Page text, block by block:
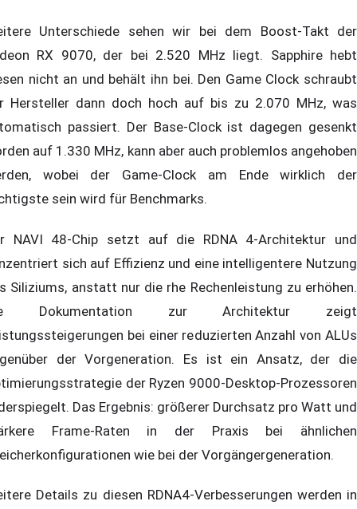
Unterschiede sehen wir bei dem Boost-Takt der
RX 9070, der bei 2.520 MHz liegt. Sapphire hebt
nicht an und behält ihn bei. Den Game Clock schraubt
Hersteller dann doch hoch auf bis zu 2.070 MHz, was
passiert. Der Base-Clock ist dagegen gesenkt
auf 1.330 MHz, kann aber auch problemlos angehoben
wobei der Game-Clock am Ende wirklich der
sein wird für Benchmarks.
NAVI 48-Chip setzt auf die RDNA 4-Architektur und
sich auf Effizienz und eine intelligentere Nutzung
Siliziums, anstatt nur die rhe Rechenleistung zu erhöhen.
Dokumentation zur Architektur zeigt
bei einer reduzierten Anzahl von ALUs
der Vorgeneration. Es ist ein Ansatz, der die
der Ryzen 9000-Desktop-Prozessoren
Das Ergebnis: größerer Durchsatz pro Watt und
Frame-Raten in der Praxis bei ähnlichen
wie bei der Vorgängergeneration.
Details zu diesen RDNA4-Verbesserungen werden in